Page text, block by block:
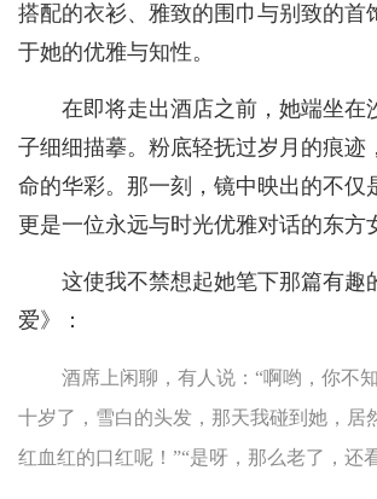
搭配的衣衫、雅致的围巾与别致的首
于她的优雅与知性。
在即将走出酒店之前，她端坐在
子细细描摹。粉底轻抚过岁月的痕迹
命的华彩。那一刻，镜中映出的不仅
更是一位永远与时光优雅对话的东方
这使我不禁想起她笔下那篇有趣
爱》：
酒席上闲聊，有人说：“啊哟，你不
十岁了，雪白的头发，那天我碰到她，居
红血红的口红呢！”“是呀，那么老了，